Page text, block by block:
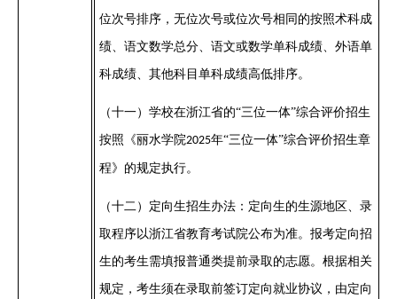
位次号排序，无位次号或位次号相同的按照术科成
绩、 语文数学总分、语文或数学单科成绩、外语单
科成绩、 其他科目 单科成绩高低排序。
（十一） 学校在浙江省的“三位一体”综合评价招生
按照《丽水学院2025年“三位一体”综合评价招生章
程》的规定执行。
（十二） 定向生招生办法：定向生的生源地区、录
取程序以浙江省教育考试院公布为准。报考定向招
生的考生需填报普通类提前录取的志愿。根据相关
规定，考生须在录取前签订定向就业协议，由定向